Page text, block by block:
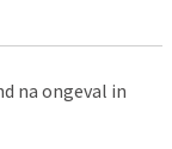
na ongeval in